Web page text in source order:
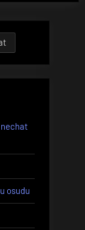
osudu